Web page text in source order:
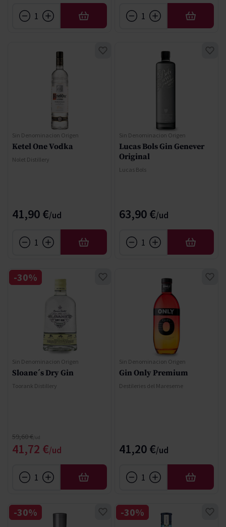
AÑADIR AÑADIR
Sin Denominacion Origen
Ketel One Vodka
Nolet Distillery
41,90 €
AÑADIR
Sin Denominacion Origen
Lucas Bols Gin Genever
Original
Lucas Bols
63,90 €
AÑADIR
Sin Denominacion Origen
Sloane´s Dry Gin
Toorank Distillery
Precio especial
41,72 €
Precio normal
59,60 €
-30%
AÑADIR
Sin Denominacion Origen
Gin Only Premium
Destileries del Mareseme
41,20 €
AÑADIR
-30% -30%